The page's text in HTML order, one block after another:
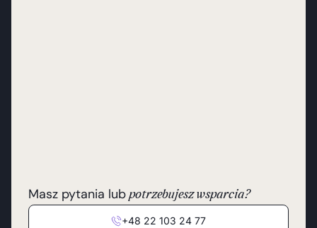
Masz pytania lubpotrzebujesz wsparcia?
+48 22 103 24 77